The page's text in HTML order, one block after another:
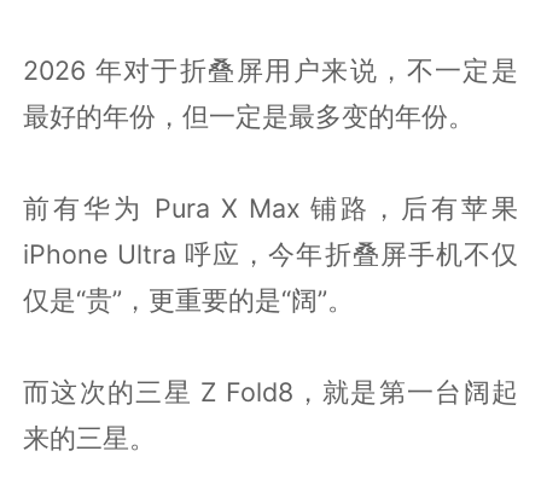
2026 年对于折叠屏用户来说，不一定是
最好的年份，但一定是最多变的年份。
前有华为 Pura X Max 铺路，后有苹果
iPhone Ultra 呼应，今年折叠屏手机不仅
仅是“贵”，更重要的是“阔”。
而这次的三星 Z Fold8，就是第一台阔起
来的三星。